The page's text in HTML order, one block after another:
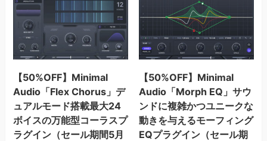
【50%OFF】Minimal
Audio「Flex Chorus」デ
ュアルモード搭載最大24
ボイスの万能型コーラスプ
ラグイン（セール期間5月
【50%OFF】Minimal
Audio「Morph EQ」サウ
ンドに複雑かつユニークな
動きを与えるモーフィング
EQプラグイン（セール期